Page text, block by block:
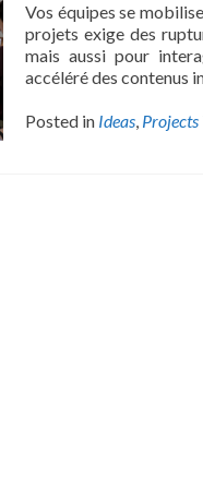
Vos équipes se
projets exige des
mais aussi pour
accéléré des contenus
Posted in Ideas, Projects